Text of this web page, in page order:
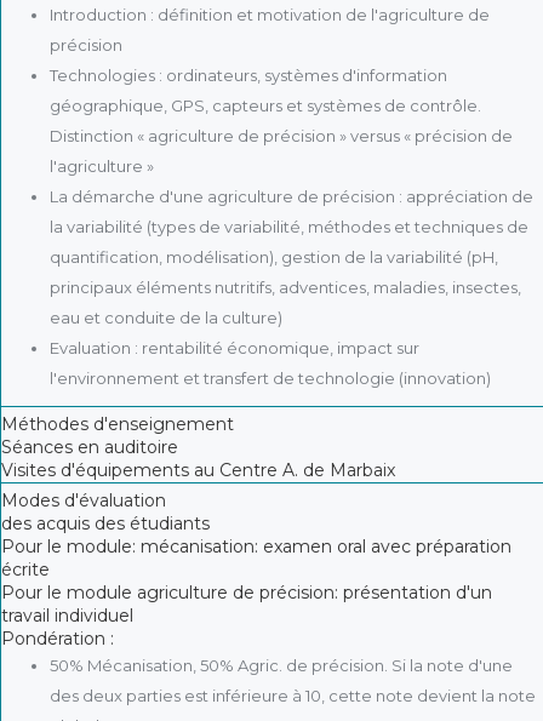
Introduction : définition et motivation de l'agriculture de
précision
Technologies : ordinateurs, systèmes d'information
géographique, GPS, capteurs et systèmes de contrôle.
Distinction « agriculture de précision » versus « précision de
l'agriculture »
La démarche d'une agriculture de précision : appréciation de
la variabilité (types de variabilité, méthodes et techniques de
quantification, modélisation), gestion de la variabilité (pH,
principaux éléments nutritifs, adventices, maladies, insectes,
eau et conduite de la culture)
Evaluation : rentabilité économique, impact sur
l'environnement et transfert de technologie (innovation)
Méthodes d'enseignement
Séances en auditoire
Visites d'équipements au Centre A. de Marbaix
Modes d'évaluation
des acquis des étudiants
Pour le module: mécanisation: examen oral avec préparation
écrite
Pour le module agriculture de précision: présentation d'un
travail individuel
Pondération :
50% Mécanisation, 50% Agric. de précision. Si la note d'une
des deux parties est inférieure à 10, cette note devient la note